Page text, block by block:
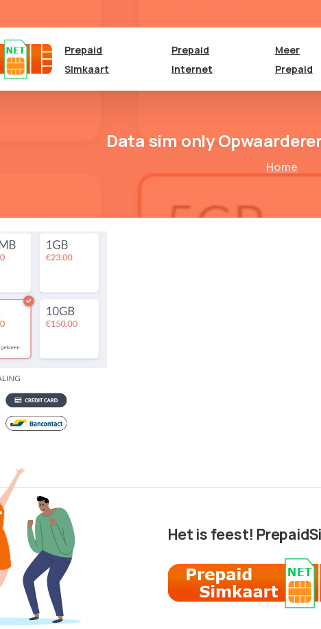
Prepaid
Simkaart
Prepaid
Internet
Meer
Prepaid
Data sim only
Home
Het is feest!